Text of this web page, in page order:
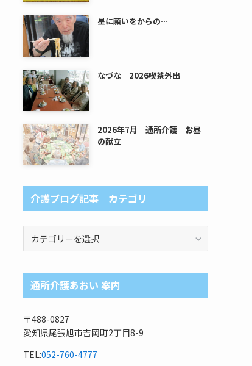
星に願いをからの…
なづな 2026喫茶外出
2026年7月 通所介護 お昼
の献立
介護ブログ記事 カテゴリ
ロ
グ
記
カ
テ
ゴ
通所介護あおい 案内
〒488-0827
愛知県尾張旭市吉岡町2丁目8-9
TEL:052-760-4777